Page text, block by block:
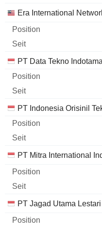
Era International
PT Data Tekno Indotama
PT Indonesia Orisinil
PT Mitra International
PT Jagad Utama Lestari